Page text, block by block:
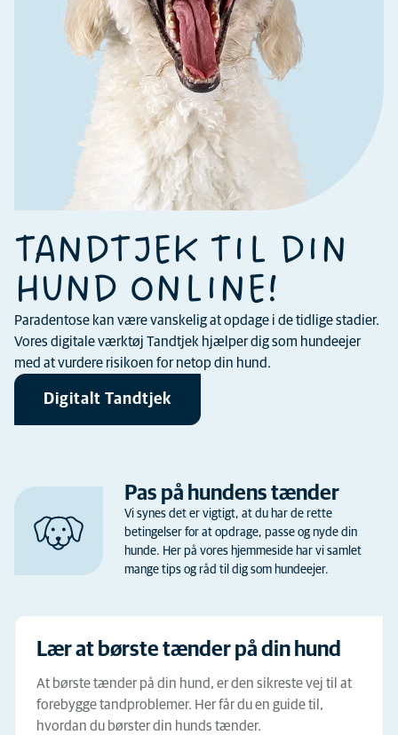
TANDTJEK TIL DIN
HUND ONLINE!
Paradentose kan være vanskelig at opdage i de tidlige stadier.
Vores digitale værktøj Tandtjek hjælper dig som hundeejer
med at vurdere risikoen for netop din hund.
Digitalt Tandtjek
Pas på hundens tænder
Vi synes det er vigtigt, at du har de rette
betingelser for at opdrage, passe og nyde din
hunde. Her på vores hjemmeside har vi samlet
mange tips og råd til dig som hundeejer.
Lær at børste tænder på din hund
At børste tænder på din hund, er den sikreste vej til at
forebygge tandproblemer. Her får du en guide til,
hvordan du børster din hunds tænder.